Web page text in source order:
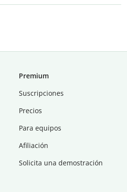
Premium
Suscripciones
Precios
Para equipos
Afiliación
Solicita una demostración